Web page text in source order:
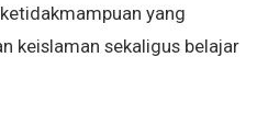
yang
keislaman sekaligus belajar